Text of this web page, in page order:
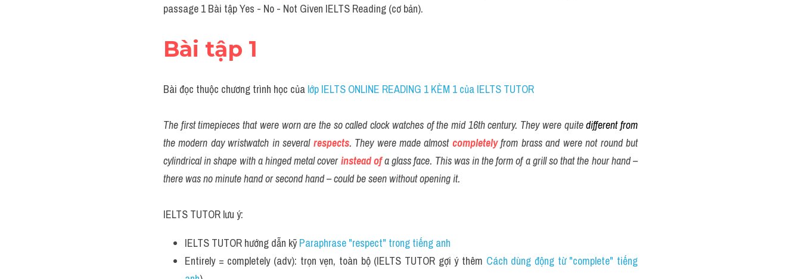
passage 1 Bài tập Yes - No - Not Given IELTS Reading (cơ bản).
Bài tập 1
Bài đọc thuộc chương trình học của lớp IELTS ONLINE READING 1 KÈM 1 của IELTS TUTOR
The first timepieces that were worn are the so called clock watches of the mid 16th century. They were quite different from
the modern day wristwatch in several respects. They were made almost completely from brass and were not round but
cylindrical in shape with a hinged metal cover instead of a glass face. This was in the form of a grill so that the hour hand –
there was no minute hand or second hand – could be seen without opening it.
IELTS TUTOR lưu ý:
IELTS TUTOR hướng dẫn kỹ Paraphrase "respect" trong tiếng anh
Entirely = completely (adv): trọn vẹn, toàn bộ (IELTS TUTOR gợi ý thêm Cách dùng động từ "complete" tiếng